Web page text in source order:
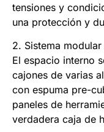
tensiones y
una protección y
2. Sistema
El espacio interno
cajones de varias
con espuma pre-
paneles de
verdadera caja de